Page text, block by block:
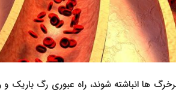
ها انباشته شوند، راه عبوری رگ